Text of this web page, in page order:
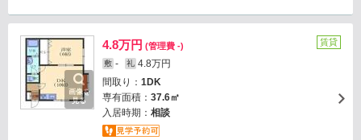
画像を
見る
4.8万円 (管理費 -)
敷 - 礼 4.8万円
間取り： 1DK
専有面積： 37.6㎡
入居時期： 相談
賃貸